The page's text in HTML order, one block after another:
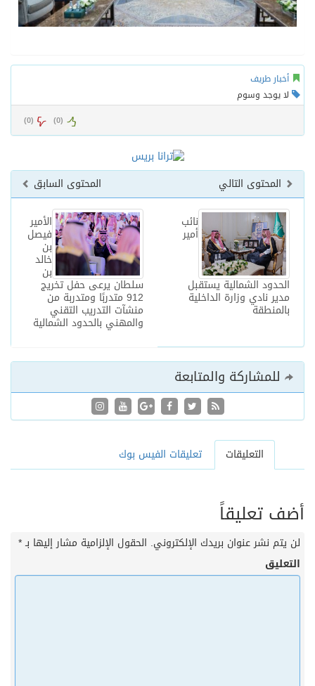
أخبار طريف
لا يوجد وسوم
(
0
) (
0
)
المحتوى السابق
المحتوى التالي
الأمير
فيصل
بن
خالد
بن
سلطان يرعى حفل تخريج
912 متدربًا ومتدربة من
منشآت التدريب التقني
والمهني بالحدود الشمالية
نائب
أمير
الحدود الشمالية يستقبل
مدير نادي وزارة الداخلية
بالمنطقة
للمشاركة والمتابعة
التعليقات تعليقات الفيس بوك
أضف تعليقاً
لن يتم نشر عنوان بريدك الإلكتروني. الحقول الإلزامية مشار إليها بـ*
التعليق